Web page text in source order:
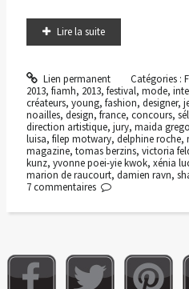
Lire la suite
Lien permanent Catégories :
2013, fiamh, 2013, festival, mode,
créateurs, young, fashion, designer,
noailles, design, france, concours,
direction artistique, jury, maida
luisa, filep motwary, delphine roche,
magazine, tomas berzins, victoria
kunz, yvonne poei-yie kwok, xénia
marion de raucourt, damien ravn,
7 commentaires